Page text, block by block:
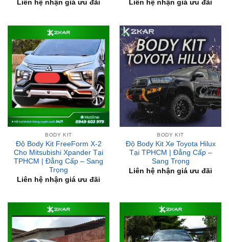
BODY KIT
Độ Body Kit FreeForm X-2
Cho Mitsubishi Xpander Tại
TPHCM | Đẳng Cấp – Sang
Trọng
Liên hệ nhận giá ưu đãi
BODY KIT
Độ Body Kit Xe Toyota Hilux
Tại TPHCM | Đẳng Cấp –
Sang Trọng
Liên hệ nhận giá ưu đãi